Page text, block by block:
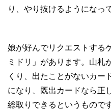
り、やり抜けるようになっ
娘が好んでリクエストする
ミドリ」があります。山札
くり、出たことがないカー
になり、既出カードなら正
総取りできるというものです